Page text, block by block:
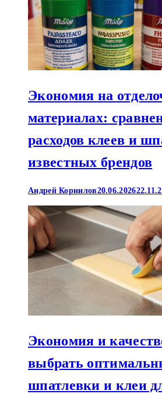
Экономия на
материалах:
расходов клеев и
известных брендов
Андрей Корнилов20.06.2026
Экономия и
выбрать
шпатлевки и клеи